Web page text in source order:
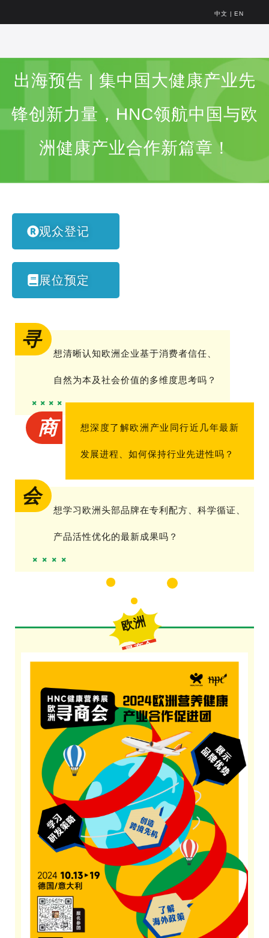
中文 | EN
出海预告 | 集中国大健康产业先
锋创新力量，HNC领航中国与欧
洲健康产业合作新篇章！
观众登记
展位预定
寻
想清晰认知欧洲企业基于消费者信任、
自然为本及社会价值的多维度思考吗？
商 想深度了解欧洲产业同行近几年最新
发展进程、如何保持行业先进性吗？
会
想学习欧洲头部品牌在专利配方、科学循证、
产品活性优化的最新成果吗？
欧洲
寻商会